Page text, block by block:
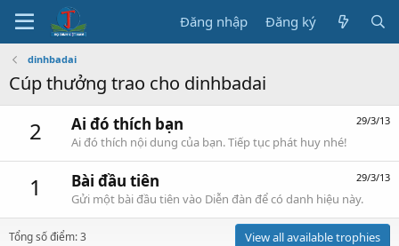
Đăng nhập Đăng ký
dinhbadai
Cúp thưởng trao cho dinhbadai
2 29/3/13
Ai đó thích bạn
Ai đó thích nội dung của bạn. Tiếp tục phát huy nhé!
1 29/3/13
Bài đầu tiên
Gửi một bài đầu tiên vào Diễn đàn để có danh hiệu này.
Tổng số điểm: 3 View all available trophies